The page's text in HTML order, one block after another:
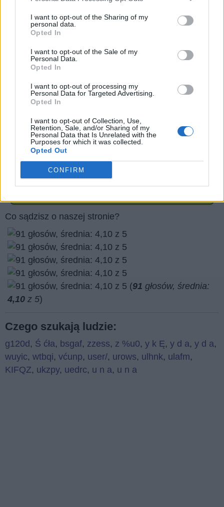
I want to opt-out of the Sharing of my
personal data.
Opted In
I want to opt-out of the Sale of my
Personal Data.
Opted In
I want to opt-out of processing my
Personal Data for Targeted Advertising.
Opted In
I want to opt-out of Collection, Use,
Retention, Sale, and/or Sharing of my
Personal Data that Is Unrelated with the
Purposes for which it was collected.
Opted Out
CONFIRM
Prawa autorskie do zdjęć:
Stefan Schurr/stock.adobe.com
kreativloft GmbH/stock.adobe.com
Luna Vandoorne/stock.adobe.com
Czy podoba Ci się nasza strona internetowa? podziel
się nim ze znajomymi
Co sądzisz o naszej stronie?
(91 głosów, średnia:
4,10 z 5)
Czego szukają ludzie:
g120d , Ś ćła, bsgaf, zzess, z %u0, y k Ę, y d a, y d a,
wuyic, wtbqi, vćunp, user/, urows, ulhnk, ulafm,
KIFQZ, ukzpy, uedrc, u n a, u n a